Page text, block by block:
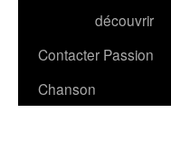
découvrir
Contacter Passion
Chanson